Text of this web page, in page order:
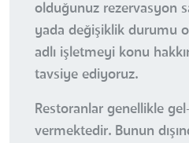
olduğunuz rezervasyon
yada değişiklik durumu
adlı işletmeyi konu
tavsiye ediyoruz.
Restoranlar genellikle
vermektedir. Bunun